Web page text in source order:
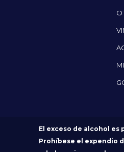
El exceso de alcohol es
Prohíbese el expendio